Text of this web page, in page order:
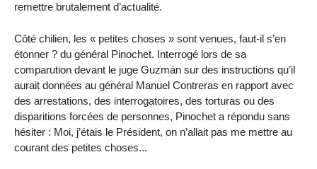
remettre brutalement d’actualité.
Côté chilien, les « petites choses » sont venues, faut-il s’en
étonner ? du général Pinochet. Interrogé lors de sa
comparution devant le juge Guzmán sur des instructions qu’il
aurait données au général Manuel Contreras en rapport avec
des arrestations, des interrogatoires, des torturas ou des
disparitions forcées de personnes, Pinochet a répondu sans
hésiter : Moi, j’étais le Président, on n’allait pas me mettre au
courant des petites choses...